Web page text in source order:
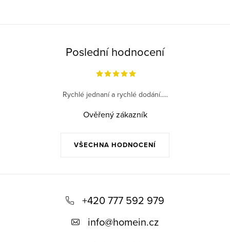
Poslední hodnocení
VŠECHNA HODNOCENÍ
Rychlé jednaní a rychlé dodání.....
Ověřený zákazník
+420 777 592 979
info@homein.cz